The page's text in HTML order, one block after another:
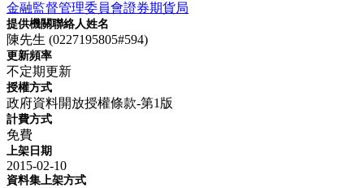
金融監督管理委員會證券期貨局
提供機關聯絡人姓名
陳先生 (0227195805#594)
更新頻率
不定期更新
授權方式
政府資料開放授權條款-第1版
計費方式
免費
上架日期
2015-02-10
資料集上架方式